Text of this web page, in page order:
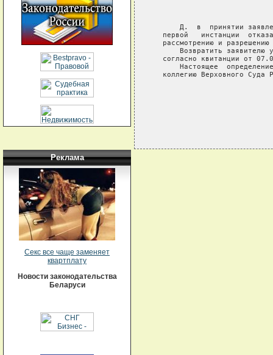
Реклама
Секс все чаще заменяет
квартплату
Новости законодательства
Беларуси
Д.  в  принятии
первой   инстанции
рассмотрению и
Возвратить заявителю
согласно квитанции от
Настоящее
коллегию Верховного Суда